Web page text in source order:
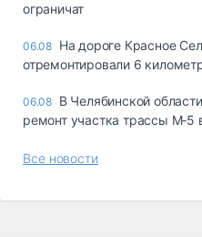
ограничат
06.08 На дороге Красное
отремонтировали 6
06.08 В Челябинской
ремонт участка трассы М‑5
Все новости